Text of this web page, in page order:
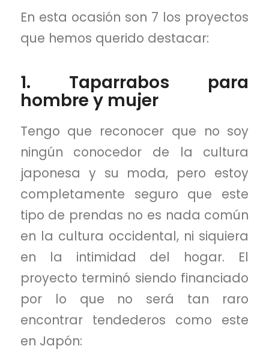
En esta ocasión son 7 los proyectos
que hemos querido destacar:
1. Taparrabos para
hombre y mujer
Tengo que reconocer que no soy
ningún conocedor de la cultura
japonesa y su moda, pero estoy
completamente seguro que este
tipo de prendas no es nada común
en la cultura occidental, ni siquiera
en la intimidad del hogar. El
proyecto terminó siendo financiado
por lo que no será tan raro
encontrar tendederos como este
en Japón: